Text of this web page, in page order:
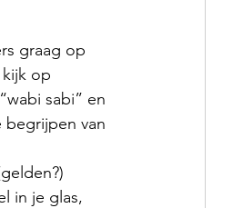
graag op
op
sabi” en
van
in je glas,